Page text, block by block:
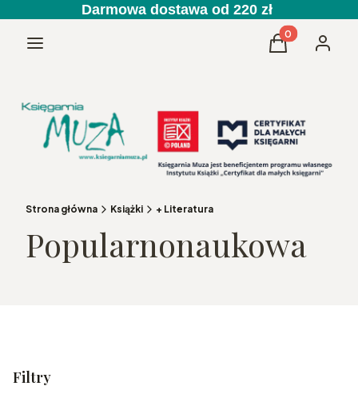
Darmowa dostawa od 220 zł
Menu Produkty w
Koszyk
Strona główna Książki + Literatura
Popularnonaukowa
Filtry